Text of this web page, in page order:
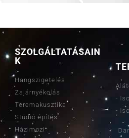
SZOLGÁLTATÁSAIN
K
Hangszigetelés
Zajárnyékolás
Teremakusztika
Stúdió építés
Házimozi
-
-